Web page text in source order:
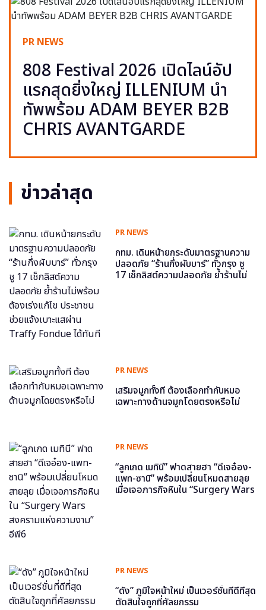
PR NEWS
808 Festival 2026 เปิดไลน์อัป
แรกสุดยิ่งใหญ่ ILLENIUM นำ
ทัพพร้อม ADAM BEYER B2B
CHRIS AVANTGARDE
ข่าวล่าสุด
PR NEWS
กทม. เดินหน้ายกระดับมาตรฐานความ
ปลอดภัย “ร้านกึ่งผับบาร์” ทั่วกรุง ชู
17 เช็กลิสต์ความปลอดภัย ย้ำร้านไม่
PR NEWS
เสริมจมูกทั้งที ต้องเลือกทำกับหมอ
เฉพาะทางด้านจมูกโดยตรงหรือไม่
PR NEWS
“ลูกเกด เมทินี” ฟาดสายฮา “ดีเจอ๋อง-
แพท-ซานิ” พร้อมเปลี่ยนโหมดสายลุย
เมื่อเจอภารกิจหินใน “Surgery Wars
PR NEWS
“ดัง” ภูมิใจหน้าใหม่ เป็นเวอร์ชั่นที่ดีที่สุด
ตัดสินใจถูกที่ศัลยกรรม